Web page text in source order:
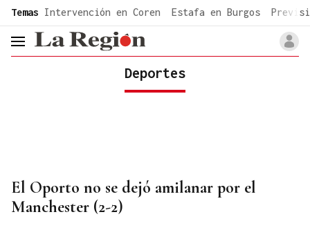
common.go-to-content
Temas Intervención en Coren Estafa en Burgos
header.menu.open
Deportes
El Oporto no se dejó amilanar por el
Manchester (2-2)